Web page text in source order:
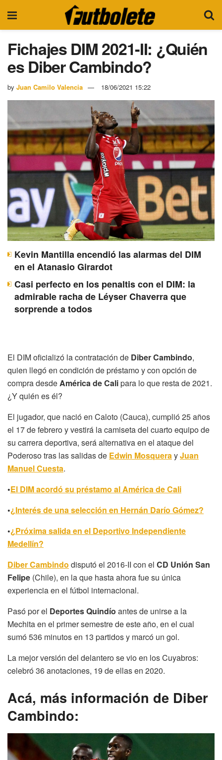
Fichajes DIM 2021-II: ¿Quién
es Diber Cambindo?
by Juan Camilo Valencia 18/06/2021 15:22
Kevin Mantilla encendió las alarmas del DIM
en el Atanasio Girardot
Casi perfecto en los penaltis con el DIM: la
admirable racha de Léyser Chaverra que
sorprende a todos
El DIM oficializó la contratación de Diber Cambindo,
quien llegó en condición de préstamo y con opción de
compra desdeAmérica de Calipara lo que resta de 2021.
¿Y quién es él?
El jugador, que nació en Caloto (Cauca), cumplió 25 años
el 17 de febrero y vestirá la camiseta del cuarto equipo de
su carrera deportiva, será alternativa en el ataque del
Poderoso tras las salidas de Edwin MosquerayJuan
Manuel Cuesta.
•El DIM acordó su préstamo al América de Cali
•¿Interés de una selección en Hernán Darío Gómez?
•¿Próxima salida en el Deportivo Independiente
Medellín?
Diber Cambindo disputó el 2016-II con el CD Unión San
Felipe (Chile), en la que hasta ahora fue su única
experiencia en el fútbol internacional.
Pasó por el Deportes Quindío antes de unirse a la
Mechita en el primer semestre de este año, en el cual
sumó 536 minutos en 13 partidos y marcó un gol.
La mejor versión del delantero se vio en los Cuyabros:
celebró 36 anotaciones, 19 de ellas en 2020.
Acá, más información de Diber
Cambindo: